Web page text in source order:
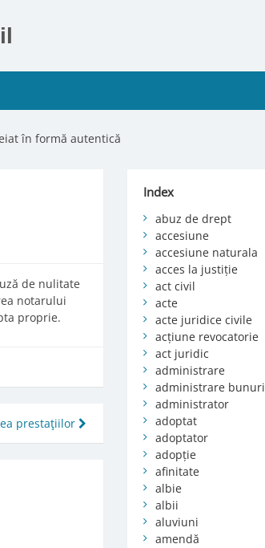
în formă autentică
de nulitate
notarului
proprie.
prestaţiilor
Index
abuz de drept
accesiune
accesiune naturala
acces la justiție
act civil
acte
acte juridice civile
acțiune revocatorie
act juridic
administrare
administrare bunuri
administrator
adoptat
adoptator
adopție
afinitate
albie
albii
aluviuni
amendă